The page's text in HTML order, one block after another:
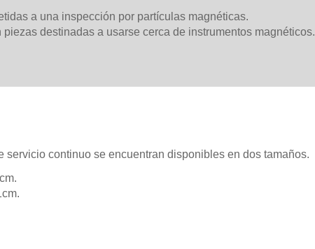
a una inspección por partículas magnéticas.
destinadas a usarse cerca de instrumentos magnéticos.
servicio continuo se encuentran disponibles en dos tamaños.